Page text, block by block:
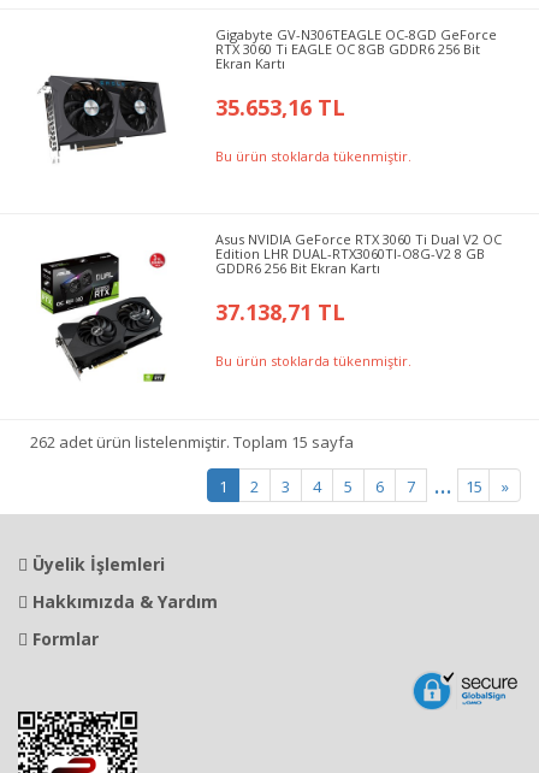
Gigabyte GV-N306TEAGLE OC-8GD GeForce
RTX 3060 Ti EAGLE OC 8GB GDDR6 256 Bit
Ekran Kartı
35.653,16 TL
Bu ürün stoklarda tükenmiştir.
Asus NVIDIA GeForce RTX 3060 Ti Dual V2 OC
Edition LHR DUAL-RTX3060TI-O8G-V2 8 GB
GDDR6 256 Bit Ekran Kartı
37.138,71 TL
Bu ürün stoklarda tükenmiştir.
262 adet ürün listelenmiştir. Toplam 15 sayfa
1 2 3 4 5 6 7 ... 15 »
Üyelik İşlemleri
Hakkımızda & Yardım
Formlar